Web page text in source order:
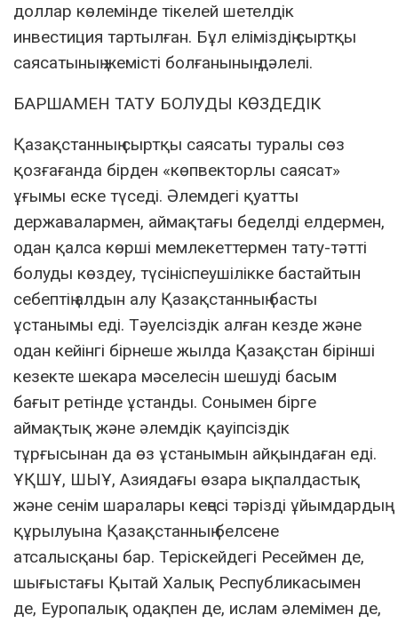
доллар көлемінде тікелей шетелдік
инвестиция тартылған. Бұл еліміздің сыртқы
саясатының жемісті болғанының дәлелі.
БАРШАМЕН ТАТУ БОЛУДЫ КӨЗДЕДІК
Қазақстанның сыртқы саясаты туралы сөз
қозғағанда бірден «көпвекторлы саясат»
ұғымы еске түседі. Әлемдегі қуатты
державалармен, аймақтағы беделді елдермен,
одан қалса көрші мемлекеттермен тату-тәтті
болуды көздеу, түсініспеушілікке бастайтын
себептің алдын алу Қазақстанның басты
ұстанымы еді. Тәуелсіздік алған кезде және
одан кейінгі бірнеше жылда Қазақстан бірінші
кезекте шекара мәселесін шешуді басым
бағыт ретінде ұстанды. Сонымен бірге
аймақтық және әлемдік қауіпсіздік
тұрғысынан да өз ұстанымын айқындаған еді.
ҰҚШҰ, ШЫҰ, Азиядағы өзара ықпалдастық
және сенім шаралары кеңесі тәрізді ұйымдардың
құрылуына Қазақстанның белсене
атсалысқаны бар. Теріскейдегі Ресеймен де,
шығыстағы Қытай Халық Республикасымен
де, Еуропалық одақпен де, ислам әлемімен де,